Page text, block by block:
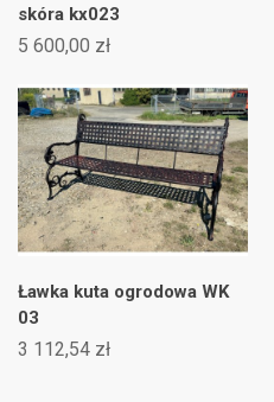
Dodaj do listy
((title))
((label))
((modalTitle))
((confirmMessage))
((cancelText))
Zaloguj się
Musisz być zalogowany by
liście życzeń.
skóra kx023
5 600,00 zł
Ławka kuta ogrodowa WK
03
3 112,54 zł